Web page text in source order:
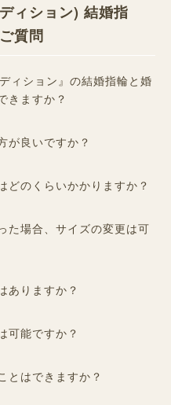
ィション) 結婚指
質問
ィション』の結婚指輪と婚
きますか？
が良いですか？
どのくらいかかりますか？
た場合、サイズの変更は可
ありますか？
可能ですか？
とはできますか？